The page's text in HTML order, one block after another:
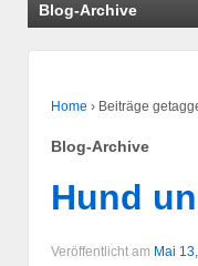
Blog-Archive
Home › Beiträge
Blog-Archive
Hund
Veröffentlicht am Mai